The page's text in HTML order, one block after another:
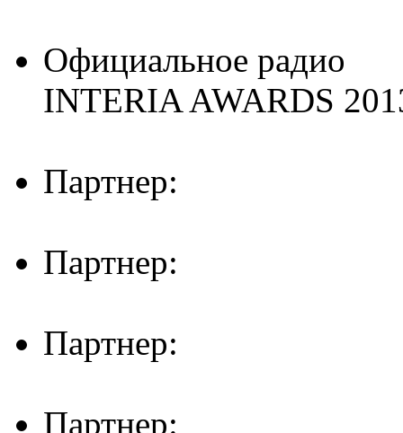
Официальное радио
INTERIA AWARDS
Партнер:
Партнер:
Партнер:
Партнер: